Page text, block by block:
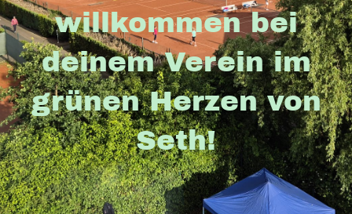
willkommen bei
deinem Verein im
grünen Herzen von
Seth!